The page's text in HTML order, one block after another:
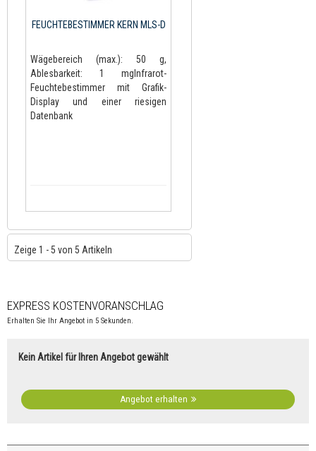
FEUCHTEBESTIMMER KERN MLS-D
Wägebereich (max.): 50 g,
Ablesbarkeit: 1 mgInfrarot-
Feuchtebestimmer mit Grafik-
Display und einer riesigen
Datenbank
Zeige 1 - 5 von 5 Artikeln
EXPRESS KOSTENVORANSCHLAG
Erhalten Sie Ihr Angebot in 5 Sekunden.
Kein Artikel für Ihren Angebot gewählt
Angebot erhalten